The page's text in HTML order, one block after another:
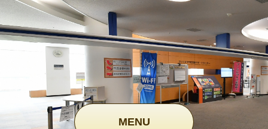
MENU